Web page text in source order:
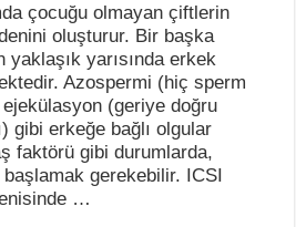
çocuğu olmayan çiftlerin
oluşturur. Bir başka
yarısında erkek
Azospermi (hiç sperm
(geriye doğru
gibi erkeğe bağlı olgular
faktörü gibi durumlarda,
gerekebilir. ICSI
…